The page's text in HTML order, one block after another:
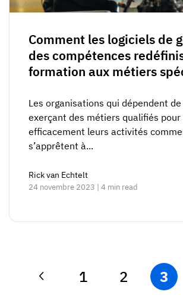
Comment les logiciels de
des compétences
formation aux métiers
Les organisations qui dépendent
exerçant des métiers qualifiés pour
efficacement leurs activités
s’apprêtent à...
Rick van Echtelt
24 novembre 2023 | 4 min read
1 2 3